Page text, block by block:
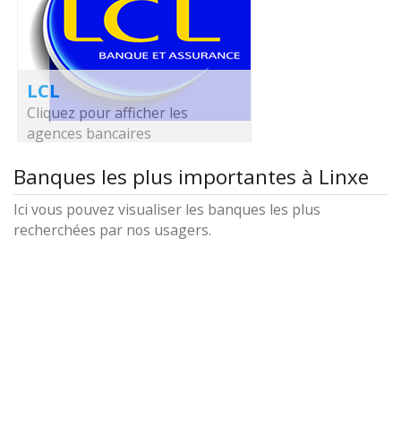
LCL
Cliquez pour afficher les
agences bancaires
Banques les plus importantes à Linxe
Ici vous pouvez visualiser les banques les plus
recherchées par nos usagers.